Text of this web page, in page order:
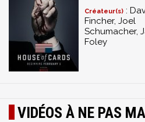
Créateur(s) :
Fincher, Joel
Schumacher,
Foley
VIDÉOS À NE PAS